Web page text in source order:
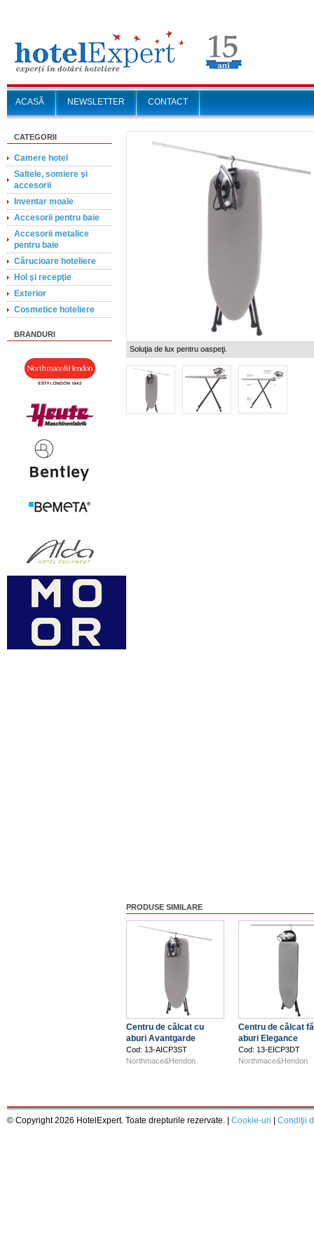
ACASĂ NEWSLETTER CONTACT
CATEGORII
Camere hotel
Saltele, somiere şi
accesorii
Inventar moale
Accesorii pentru baie
Accesorii metalice
pentru baie
Cărucioare hoteliere
Hol şi recepţie
Exterior
Cosmetice hoteliere
BRANDURI
Soluţia de lux pentru oaspeţi.
PRODUSE SIMILARE
Centru de călcat cu
aburi Avantgarde
Cod: 13-AICP3ST
Northmace&Hendon
Centru de cǎlcat
aburi Elegance
Cod: 13-EICP3DT
Northmace&Hendon
© Copyright 2026 HotelExpert. Toate drepturile rezervate. | Cookie-uri Condiţii